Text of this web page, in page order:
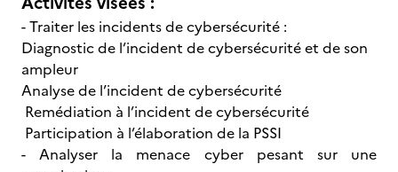
- Traiter les incidents de cybersécurité :
Diagnostic de l’incident de cybersécurité et de son
ampleur
Analyse de l’incident de cybersécurité
Remédiation à l’incident de cybersécurité
Participation à l’élaboration de la PSSI
- Analyser la menace cyber pesant sur une